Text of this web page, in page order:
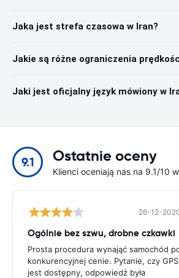
Jaka jest strefa czasowa w Iran?
Jakie są różne ograniczenia
Jaki jest oficjalny język mówiony w
9.1 Ostatnie oceny
Klienci oceniają nas na 9.1/10
26-12-
Ogólnie bez szwu, drobne czkawki
Prosta procedura wynająć samochód
konkurencyjnej cenie. Pytanie, czy GPS
jest dostępny, odpowiedź była